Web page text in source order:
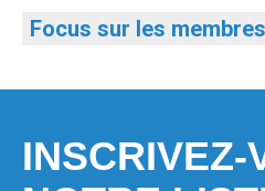
Focus sur les membres
INSCRIVEZ-